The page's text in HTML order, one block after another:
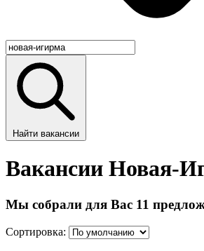
Найти вакансии
Вакансии Новая-
Мы собрали для Вас 11
Сортировка: